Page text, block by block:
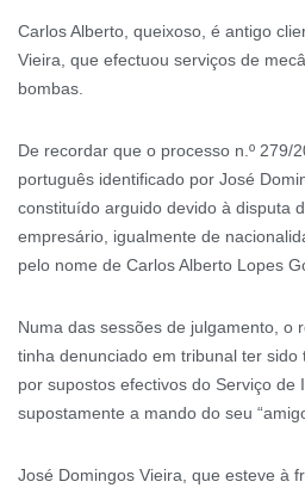
Carlos Alberto, queixoso, é antigo
Vieira, que efectuou serviços de
bombas.
De recordar que o processo n.º 279/
português identificado por José
constituído arguido devido à disputa
empresário, igualmente de
pelo nome de Carlos Alberto Lopes
Numa das sessões de julgamento, o
tinha denunciado em tribunal ter
por supostos efectivos do Serviço de
supostamente a mando do seu
José Domingos Vieira, que esteve à